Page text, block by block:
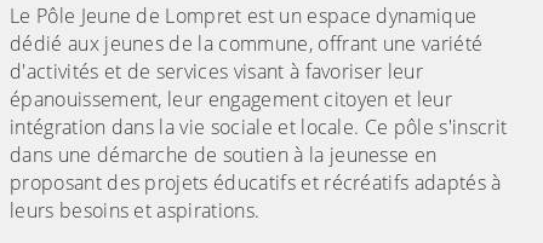
Le Pôle Jeune de Lompret est un espace dynamique
dédié aux jeunes de la commune, offrant une variété
d'activités et de services visant à favoriser leur
épanouissement, leur engagement citoyen et leur
intégration dans la vie sociale et locale. Ce pôle s'inscrit
dans une démarche de soutien à la jeunesse en
proposant des projets éducatifs et récréatifs adaptés à
leurs besoins et aspirations.